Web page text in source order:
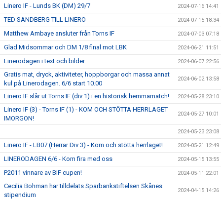
Linero IF - Lunds BK (DM) 29/7 2024-07-16 14:41
TED SANDBERG TILL LINERO 2024-07-15 18:34
Matthew Ambaye ansluter från Torns IF 2024-07-03 07:18
Glad Midsommar och DM 1/8 final mot LBK 2024-06-21 11:51
Linerodagen i text och bilder 2024-06-07 22:56
Gratis mat, dryck, aktiviteter, hoppborgar och massa annat
kul på Linerodagen. 6/6 start 10.00
2024-06-02 13:58
Linero IF slår ut Torns IF (div 1) i en historisk hemmamatch! 2024-05-28 23:10
Linero IF (3) - Torns IF (1) - KOM OCH STÖTTA HERRLAGET
IMORGON!
2024-05-27 10:01
2024-05-23 23:08
Linero IF - LB07 (Herrar Div 3) - Kom och stötta herrlaget! 2024-05-21 12:49
LINERODAGEN 6/6 - Kom fira med oss 2024-05-15 13:55
P2011 vinnare av BIF cupen! 2024-05-11 22:01
Cecilia Bohman har tilldelats Sparbankstiftelsen Skånes
stipendium
2024-04-15 14:26